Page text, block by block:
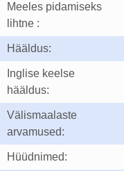
Meeles pidamiseks
lihtne :
Hääldus:
Inglise keelse
hääldus:
Välismaalaste
arvamused:
Hüüdnimed: